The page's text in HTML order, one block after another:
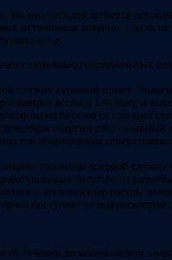
На них сегодня делается
источников энергии. Пусть
и т.д.
с помощью геотермальных
служит куриный помет.
весом в 130 тонн и
из биогаза со станции
энергии стал сахарный
оборудованы
топливом которой
энергию из
в кровеносные сосуды
поступает от
получении возобновляемой